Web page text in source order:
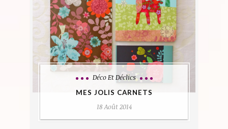
Déco Et Déclics
MES JOLIS CARNETS
18 Août 2014